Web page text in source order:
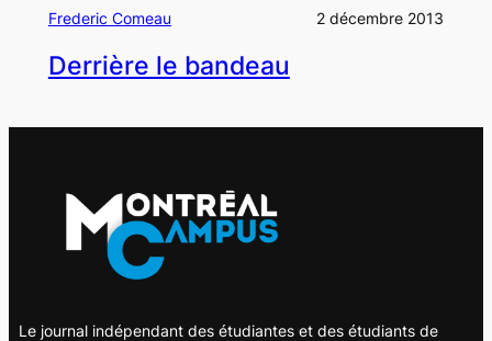
Frederic Comeau 2 décembre 2013
Derrière le bandeau
Le journal indépendant des étudiantes et des étudiants de